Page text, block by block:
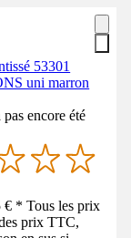
53301
uni marron
encore été
* Tous les prix
prix TTC,